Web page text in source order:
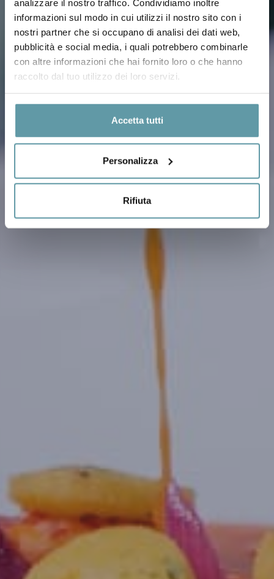
analizzare il nostro traffico. Condividiamo inoltre
informazioni sul modo in cui utilizzi il nostro sito con i
nostri partner che si occupano di analisi dei dati web,
pubblicità e social media, i quali potrebbero combinarle
con altre informazioni che hai fornito loro o che hanno
raccolto dal tuo utilizzo dei loro servizi.
Accetta tutti
Personalizza
Rifiuta